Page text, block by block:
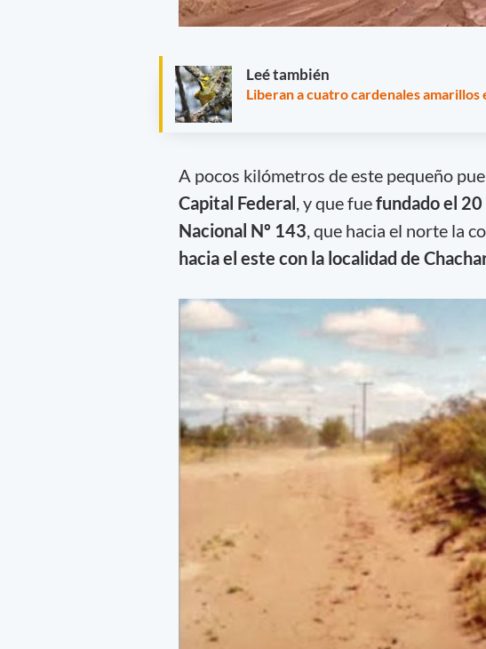
Leé también
Liberan a cuatro cardenales amarillos
A pocos kilómetros de este pequeño
Capital Federal , y que fuefundado el
Nacional Nº 143 , que hacia el norte la
hacia el este con la localidad de